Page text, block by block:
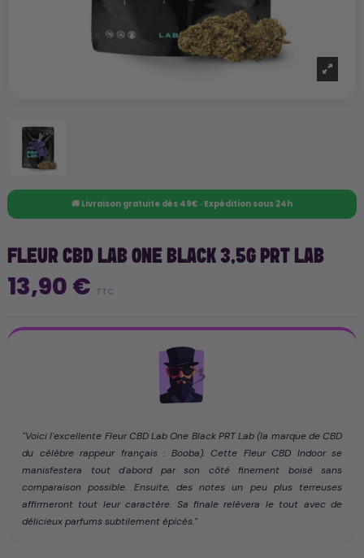
🚚 Livraison gratuite dès 49€ · Expédition sous 24h
FLEUR CBD LAB ONE BLACK 3,5G PRT LAB
13,90 € TTC
"Voici l'excellente Fleur CBD Lab One Black PRT Lab (la marque de CBD
du célèbre rappeur français : Booba). Cette Fleur CBD Indoor se
manisfestera tout d'abord par son côté finement boisé sans
comparaison possible. Ensuite, des notes un peu plus terreuses
affirmeront tout leur caractère. Sa finale relèvera le tout avec de
délicieux parfums subtilement épicés."